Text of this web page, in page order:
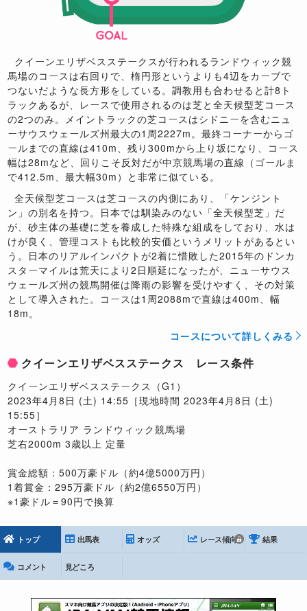
クイーンエリザベスステークスが行われるランドウィック競
馬場のコースは右回りで、楕円形というよりも4辺をカーブで
つないだような長方形をしている。調教用も合わせると計8ト
ラックあるが、レースで使用されるのは芝と全天候型芝コース
の2つのみ。メイントラックの芝コースはシドニーを含むニュ
ーサウスウェールズ州最大の1周2227m。最終コーナーからゴ
ールまでの直線は410m、残り300mから上り坂になり、コース
幅は28mなど、回りこそ反対だが中京競馬場の直線（ゴールま
で412.5m、最大幅30m）と非常に似ている。
全天候型芝コースは芝コースの内側にあり、「ケンジント
ン」の別名を持つ。日本では馴染みのない「全天候型芝」だ
が、砂主体の基礎に芝を養成した特殊な組成をしており、水は
けが良く、管理コストも比較的安価というメリットがあるとい
う。日本のリアルインパクトが2着に惜敗した2015年のドンカ
スターマイルは荒天により2日順延になったが、ニューサウス
ウェールズ州の競馬開催は降雨の影響を受けやすく、その対策
として導入された。コースは1周2088mで直線は400m、幅
18m。
コースについて詳しくみる
クイーンエリザベスステークス レース条件
クイーンエリザベスステークス（G1）
2023年4月8日 (土) 14:55［現地時間 2023年4月8日 (土)
15:55］
オーストラリア ランドウィック競馬場
芝右2000m 3歳以上 定量
賞金総額：500万豪ドル（約4億5000万円）
1着賞金：295万豪ドル（約2億6550万円）
※1豪ドル＝90円で換算
トップ 出馬表 オッズ レース傾向 結果
コメント 見どころ